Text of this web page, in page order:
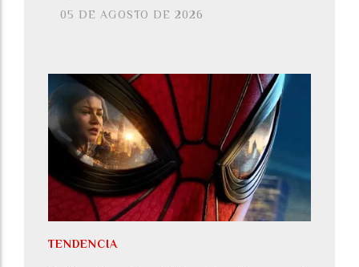
05 DE AGOSTO DE 2026
TENDENCIA